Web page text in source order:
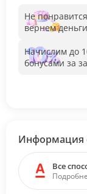
Не
вернем деньги
Начислим до
бонусами за
Информация
Все